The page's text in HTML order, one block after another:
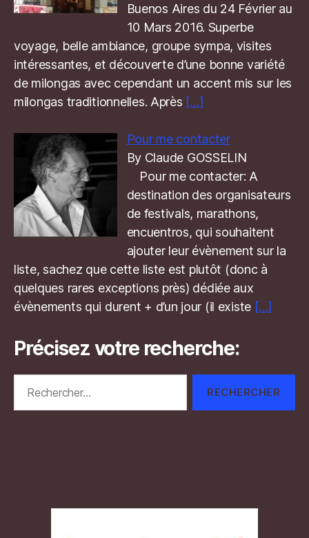
Buenos Aires du 24 Février au
10 Mars 2016. Superbe
voyage, belle ambiance, groupe sympa, visites
intéressantes, et découverte d’une bonne variété
de milongas avec cependant un accent mis sur les
milongas traditionnelles. Après […]
Pour me contacter
By Claude GOSSELIN
Pour me contacter: A
destination des organisateurs
de festivals, marathons,
encuentros, qui souhaitent
ajouter leur évènement sur la
liste, sachez que cette liste est plutôt (donc à
quelques rares exceptions près) dédiée aux
évènements qui durent + d’un jour (il existe […]
Précisez votre recherche: